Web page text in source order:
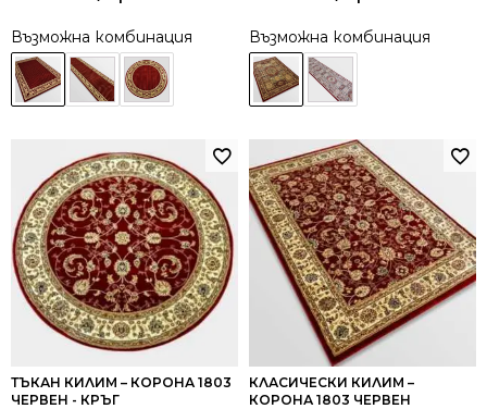
Възможна комбинация Възможна комбинация
ТЪКАН КИЛИМ – КОРОНА 1803
ЧЕРВЕН - КРЪГ
КЛАСИЧЕСКИ КИЛИМ –
КОРОНА 1803 ЧЕРВЕН